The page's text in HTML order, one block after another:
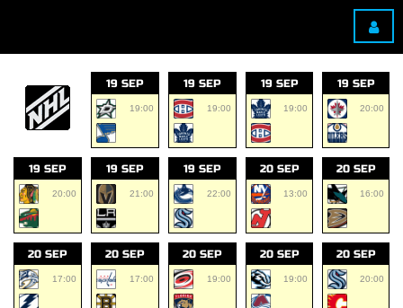
19 SEP
19:00
19 SEP
19:00
19 SEP
19:00
19 SEP
20:00
19 SEP
20:00
19 SEP
21:00
19 SEP
22:00
20 SEP
13:00
20 SEP
16:00
20 SEP
17:00
20 SEP
17:00
20 SEP
19:00
20 SEP
19:00
20 SEP
20:00